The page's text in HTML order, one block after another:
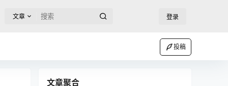
文章 登录
投稿
文章聚合